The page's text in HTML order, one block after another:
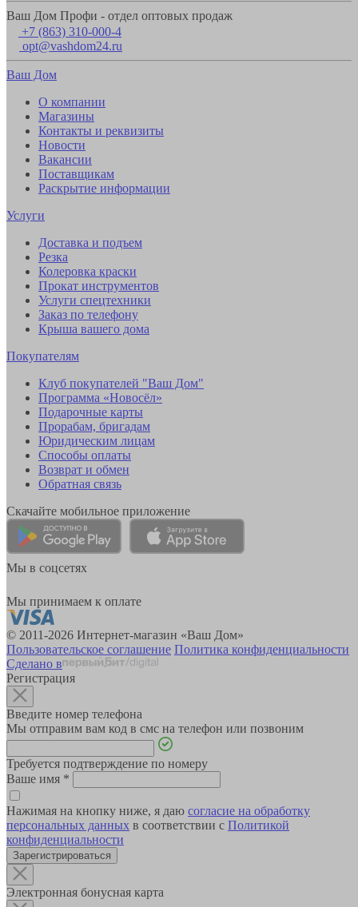
Ваш Дом Профи - отдел оптовых продаж
+7 (863) 310-000-4
opt@vashdom24.ru
Ваш Дом
О компании
Магазины
Контакты и реквизиты
Новости
Вакансии
Поставщикам
Раскрытие информации
Услуги
Доставка и подъем
Резка
Колеровка краски
Прокат инструментов
Услуги спецтехники
Заказ по телефону
Крыша вашего дома
Покупателям
Клуб покупателей "Ваш Дом"
Программа «Новосёл»
Подарочные карты
Прорабам, бригадам
Юридическим лицам
Способы оплаты
Возврат и обмен
Обратная связь
Скачайте мобильное приложение
Мы в соцсетях
Мы принимаем к оплате
© 2011-2026 Интернет-магазин «Ваш Дом»
Пользовательское соглашение Политика конфиденциальности
Сделано в
Регистрация
Введите номер телефона
Мы отправим вам код в смс на телефон или позвоним
Требуется подтверждение по номеру
Ваше имя *
Нажимая на кнопку ниже, я даю согласие на обработку
персональных данных в соответствии с Политикой
конфиденциальности
Зарегистрироваться
Электронная бонусная карта